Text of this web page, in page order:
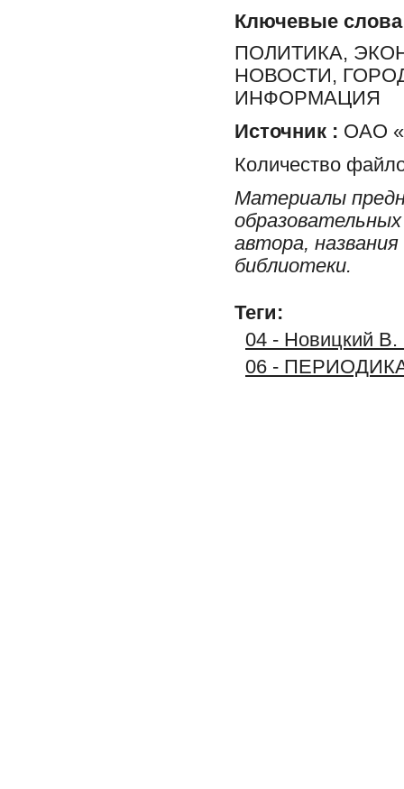
Ключевые слова
ПОЛИТИКА,
НОВОСТИ,
ИНФОРМАЦИЯ
Источник : ОАО
Количество
Материалы
автора,
библиотеки.
Теги:
04 - Новицкий В.
06 -